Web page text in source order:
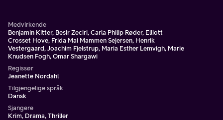
Medvirkende
Benjamin Kitter, Besir Zeciri, Carla Philip Røder, Elliott
Crosset Hove, Frida Mai Mammen Sejersen, Henrik
Vestergaard, Joachim Fjelstrup, Maria Esther Lemvigh, Marie
Knudsen Fogh, Omar Shargawi
Regissør
Jeanette Nordahl
Tilgjengelige språk
Dansk
Sjangere
Krim, Drama, Thriller